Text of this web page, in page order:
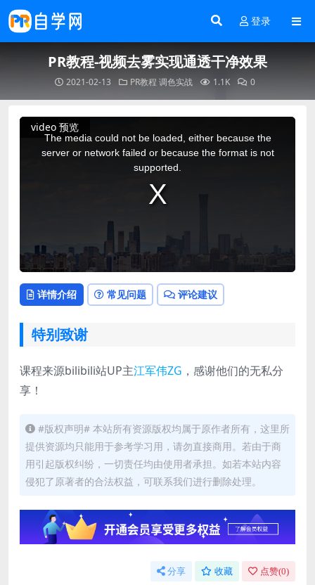
登录
PR教程-视频去雾实现通透干净效果
2021-02-13 PR教程 调色实战 1.1K 0
video 预览
This
The media could not be loaded, either because the
server or network failed or because the format is not
supported.
详情介绍 常见问题 评论建议
特别致谢
课程来源bilibili站UP主江军伟ZG ，感谢他们的无私分
享！
#版权声明# 本站所有资源版权均属于原作者所有，这里所
提供资源均只能用于参考学习用，请勿直接商用。若由于商
用引起版权纠纷，一切责任均由使用者承担。如若本站内容
侵犯了原著者的合法权益，可联系我们进行删除处理。
分享 收藏 点赞(0)